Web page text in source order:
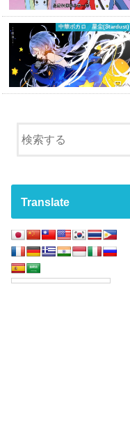
中華ボカロ 星尘(Stardust)
Translate